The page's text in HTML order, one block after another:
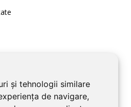
și tehnologii similare
de navigare,